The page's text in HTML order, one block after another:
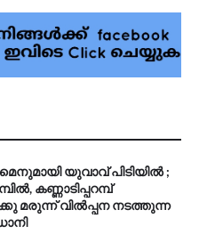
യുവാവ് പിടിയിൽ ;
കണ്ണാടിപ്പറമ്പ്
മരുന്ന് വിൽപ്പന നടത്തുന്ന